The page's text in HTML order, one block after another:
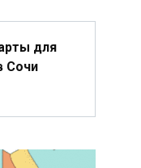
для
Сочи